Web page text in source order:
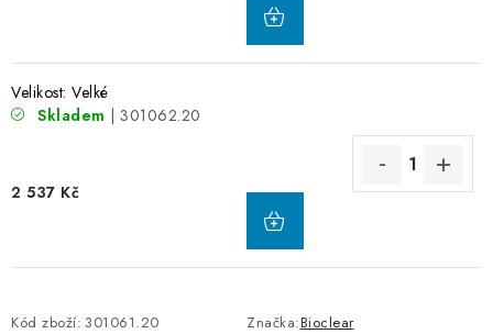
Velikost: Velké
Skladem
| 301062.20
2 537 Kč
Kód zboží: 301061.20 Značka:Bioclear